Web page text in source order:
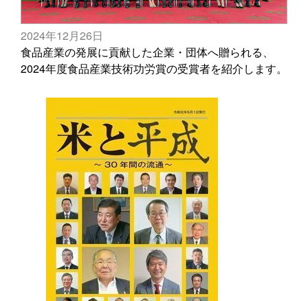
2024年12月26日
食品産業の発展に貢献した企業・団体へ贈られる、
2024年度食品産業技術功労賞の受賞者を紹介します。